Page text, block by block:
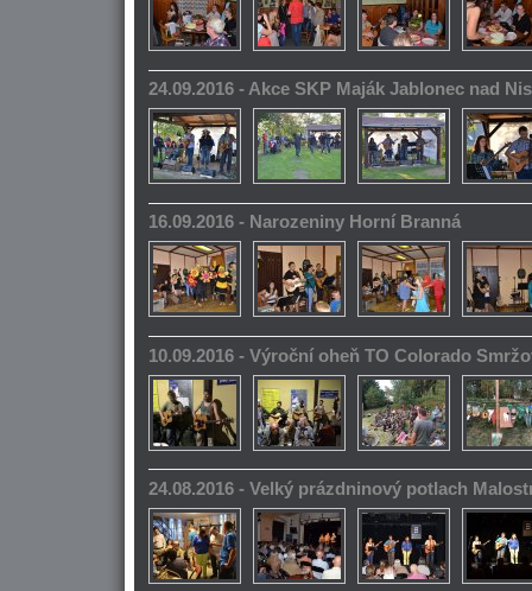
24.09.2016 - Akce SKP Maják Jablonec nad
16.09.2016 - Narozeniny Horní Branná
10.09.2016 - Výroční oheň TO Colorado
24.08.2016 - Velký prázdninový potlach